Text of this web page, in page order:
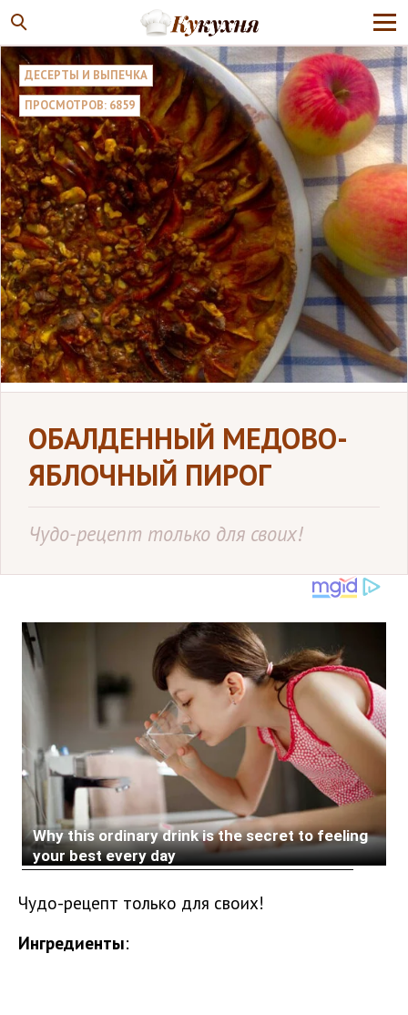
ДЕСЕРТЫ И ВЫПЕЧКА
ПРОСМОТРОВ: 6859
ОБАЛДЕННЫЙ МЕДОВО-
ЯБЛОЧНЫЙ ПИРОГ
Чудо-рецепт только для своих!
Чудо-рецепт только для своих!
Ингредиенты: